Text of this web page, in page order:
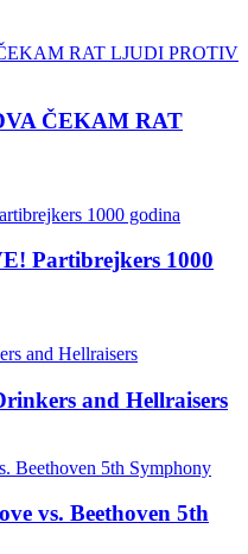
ČEKAM RAT
Partibrejkers 1000
and Hellraisers
vs. Beethoven 5th